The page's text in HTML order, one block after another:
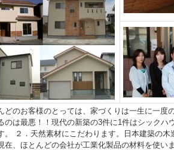
どのお客様のとっては、家づくりは一生に一度
は最悪！！現代の新築の3件に1件はシックハ
２．天然素材にこだわります。日本建築の木
、ほとんどの会社が工業化製品の材料を使い